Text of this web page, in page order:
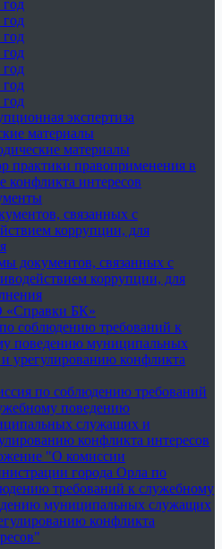
год
год
год
год
год
год
год
экспертиза
материалы
материалы
практики правоприменения в
конфликта интересов
связанных с
коррупции, для
документов, связанных с
коррупции, для
БК»
соблюдению требований к
поведению муниципальных
урегулированию конфликта
по соблюдению требований
поведению
служащих и
конфликта интересов
"О комиссии
города Орла по
требований к служебному
муниципальных служащих
конфликта